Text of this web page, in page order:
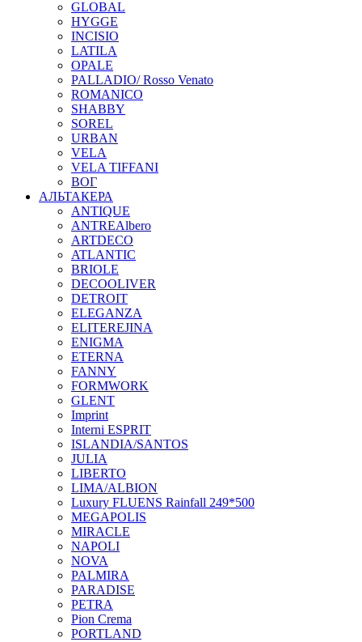
GLOBAL
HYGGE
INCISIO
LATILA
OPALE
PALLADIO/ Rosso Venato
ROMANICO
SHABBY
SOREL
URBAN
VELA
VELA TIFFANI
ВОГ
АЛЬТАКЕРА
ANTIQUE
ANTREAlbero
ARTDECO
ATLANTIC
BRIOLE
DECOOLIVER
DETROIT
ELEGANZA
ELITEREJINA
ENIGMA
ETERNA
FANNY
FORMWORK
GLENT
Imprint
Interni ESPRIT
ISLANDIA/SANTOS
JULIA
LIBERTO
LIMA/ALBION
Luxury FLUENS Rainfall 249*500
MEGAPOLIS
MIRACLE
NAPOLI
NOVA
PALMIRA
PARADISE
PETRA
Pion Crema
PORTLAND